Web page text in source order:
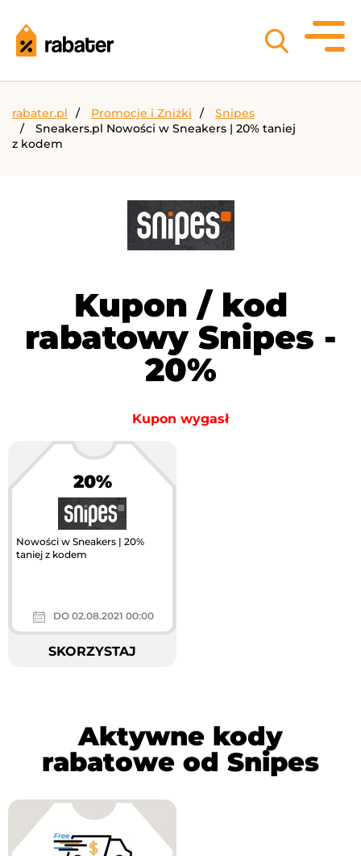
rabater.pl Promocje i Zniżki
Snipes
Sneakers.pl Nowości w Sneakers | 20% taniej
z kodem
Kupon / kod
rabatowy Snipes -
20%
Kupon wygasł
20%
Nowości w Sneakers | 20%
taniej z kodem
DO 02.08.2021 00:00
SKORZYSTAJ
Aktywne kody
rabatowe od Snipes